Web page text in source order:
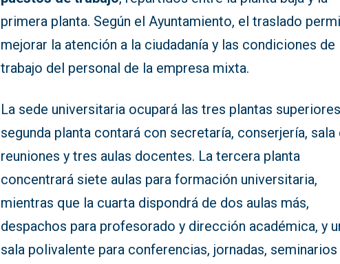
primera planta. Según el Ayuntamiento, el traslado
mejorar la atención a la ciudadanía y las condiciones de
trabajo del personal de la empresa mixta.
La sede universitaria ocupará las tres plantas
segunda planta contará con secretaría, conserjería, sala
reuniones y tres aulas docentes. La tercera planta
concentrará siete aulas para formación universitaria,
mientras que la cuarta dispondrá de dos aulas más,
despachos para profesorado y dirección académica, y
sala polivalente para conferencias, jornadas, seminarios